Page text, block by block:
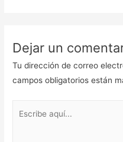
Dejar un
Tu dirección de correo
campos obligatorios están